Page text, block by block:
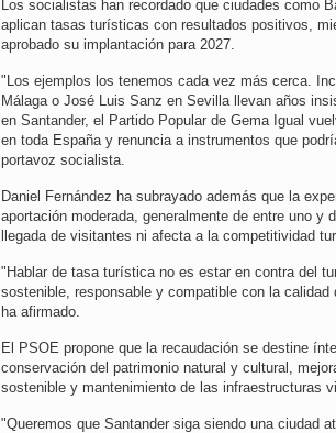
Los socialistas han recordado que ciudades como
aplican tasas turísticas con resultados positivos,
aprobado su implantación para 2027.
"Los ejemplos los tenemos cada vez más cerca.
Málaga o José Luis Sanz en Sevilla llevan años
en Santander, el Partido Popular de Gema Igual
en toda España y renuncia a instrumentos que
portavoz socialista.
Daniel Fernández ha subrayado además que la
aportación moderada, generalmente de entre uno y
llegada de visitantes ni afecta a la competitividad
"Hablar de tasa turística no es estar en contra del
sostenible, responsable y compatible con la calidad
ha afirmado.
El PSOE propone que la recaudación se destine
conservación del patrimonio natural y cultural,
sostenible y mantenimiento de las infraestructuras
"Queremos que Santander siga siendo una ciudad